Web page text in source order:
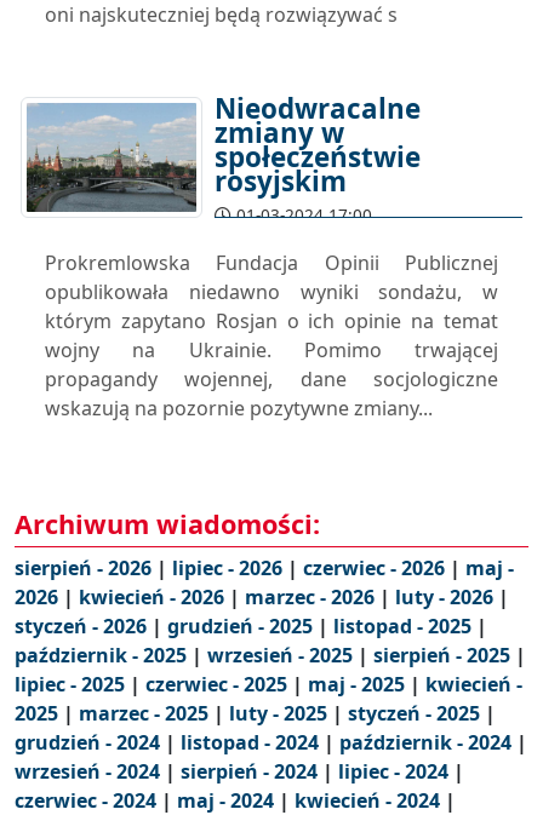
oni najskuteczniej będą rozwiązywać s
Nieodwracalne
zmiany w
społeczeństwie
rosyjskim
01-03-2024 17:00
Prokremlowska Fundacja Opinii Publicznej
opublikowała niedawno wyniki sondażu, w
którym zapytano Rosjan o ich opinie na temat
wojny na Ukrainie. Pomimo trwającej
propagandy wojennej, dane socjologiczne
wskazują na pozornie pozytywne zmiany...
Archiwum wiadomości:
sierpień - 2026 | lipiec - 2026 | czerwiec - 2026 | maj -
2026 | kwiecień - 2026 | marzec - 2026 | luty - 2026 |
styczeń - 2026 | grudzień - 2025 | listopad - 2025 |
październik - 2025 | wrzesień - 2025 | sierpień - 2025 |
lipiec - 2025 | czerwiec - 2025 | maj - 2025 | kwiecień -
2025 | marzec - 2025 | luty - 2025 | styczeń - 2025 |
grudzień - 2024 | listopad - 2024 | październik - 2024 |
wrzesień - 2024 | sierpień - 2024 | lipiec - 2024 |
czerwiec - 2024 | maj - 2024 | kwiecień - 2024 |